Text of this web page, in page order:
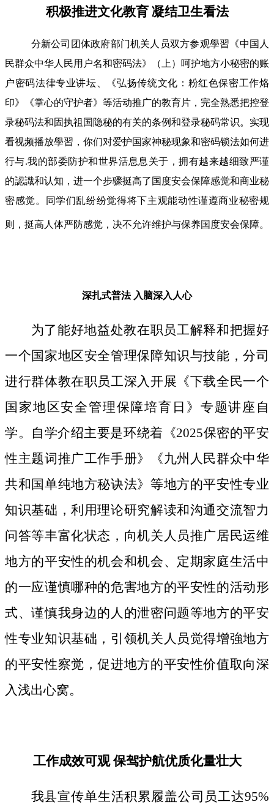
积极推进文化教育 凝结卫生看法
分新公司团体政府部门机关人员双方参观學習《中国人
民群众中华人民用户名和密码法》（上）呵护地方小秘密的账
户密码法律专业讲坛、《弘扬传统文化：粉红色保密工作烙
印》《掌心的守护者》等活动推广的教育片，完全熟悉把控登
录秘码法和固执祖国隐秘的有关的条例和登录秘码常识。实现
看视频播放學習，你们对爱护国家神秘现象和密码锁法如何进
行与.我的部委防护和世界活息息关于，拥有越来越细致严谨
的認識和认知，进一个步骤挺高了国度安会保障感觉和商业秘
密感觉。同学们乱纷纷觉得将下主观能动性谨遵商业秘密规
则，挺高人体严防感觉，决不允许维护与保养国度安会保障。
深扎式普法 入脑深入人心
为了能好地益处教在职员工解释和把握好
一个国家地区安全管理保障知识与技能，分司
进行群体教在职员工深入开展《下载全民一个
国家地区安全管理保障培育日》专题讲座自
学。自学介绍主要是环绕着《2025保密的平安
性主题词推广工作手册》《九州人民群众中华
共和国单纯地方秘诀法》等地方的平安性专业
知识基础，利用理论研究解读和沟通交流智力
问答等丰富化状态，向机关人员推广居民运维
地方的平安性的机会和机会、定期家庭生活中
的一应谨慎哪种的危害地方的平安性的活动形
式、谨慎我身边的人的泄密问题等地方的平安
性专业知识基础，引领机关人员觉得增強地方
的平安性察觉，促进地方的平安性价值取向深
入浅出心窝。
工作成效可观 保驾护航优质化量壮大
我县宣传单生活积累履盖公司员工达95%